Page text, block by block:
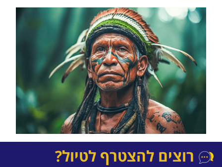
רוצים להצטרף לטיול?